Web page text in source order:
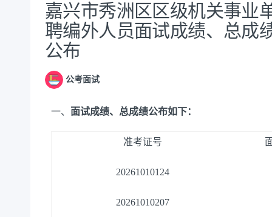
公告正文
嘉兴市秀洲区区级机关事业
聘编外人员面试成绩、总成
公布
公考面试
一、 面试成绩、总成绩公布如下：
准考证号
20261010124
20261010207